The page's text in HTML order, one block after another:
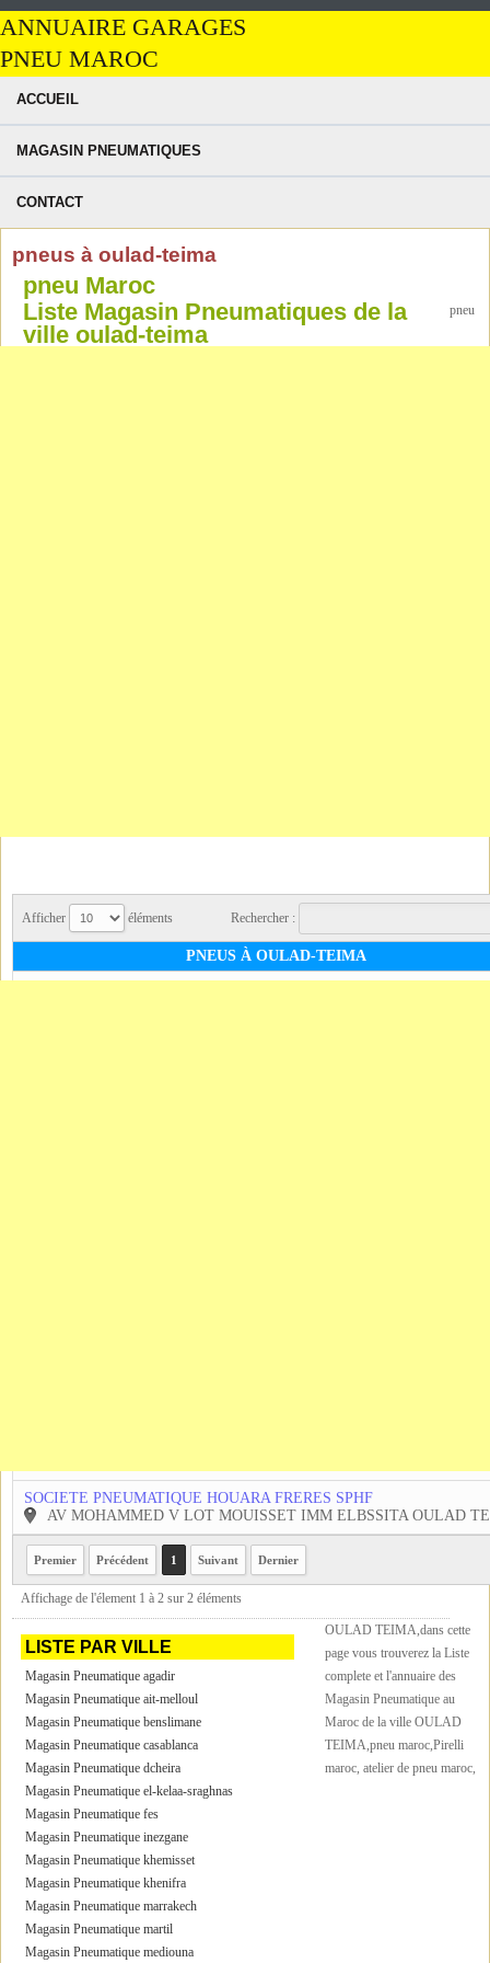
ANNUAIRE GARAGES
PNEU MAROC
ACCUEIL
MAGASIN PNEUMATIQUES
CONTACT
pneus à oulad-teima
pneu Maroc
Liste Magasin Pneumatiques de la
ville oulad-teima
Afficher éléments Rechercher :
PNEUS À OULAD-TEIMA
SOCIETE PNEUMATIQUE HOUARA FRERES SPHF
AV MOHAMMED V LOT MOUISSET IMM ELBSSITA OULAD
Affichage de l'élement 1 à 2 sur 2 éléments
Premier Précédent 1 Suivant Dernier
LISTE PAR VILLE
Magasin Pneumatique agadir
Magasin Pneumatique ait-melloul
Magasin Pneumatique benslimane
Magasin Pneumatique casablanca
Magasin Pneumatique dcheira
Magasin Pneumatique el-kelaa-sraghnas
Magasin Pneumatique fes
Magasin Pneumatique inezgane
Magasin Pneumatique khemisset
Magasin Pneumatique khenifra
Magasin Pneumatique marrakech
Magasin Pneumatique martil
Magasin Pneumatique mediouna
pneu
OULAD TEIMA,dans cette
page vous trouverez la Liste
complete et l'annuaire des
Magasin Pneumatique au
Maroc de la ville OULAD
TEIMA,pneu maroc,Pirelli
maroc, atelier de pneu maroc,